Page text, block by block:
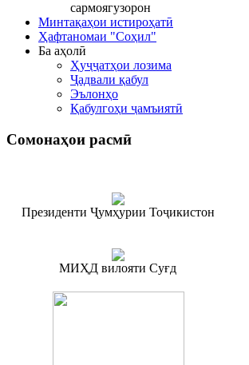
сармоягузорон
Минтақаҳои истироҳатӣ
Ҳафтаномаи "Соҳил"
Ба аҳолӣ
Ҳуҷҷатҳои лозима
Ҷадвали қабул
Эълонҳо
Қабулгоҳи ҷамъиятӣ
Сомонаҳои расмӣ
Президенти Ҷумҳурии Тоҷикистон
МИҲД вилояти Суғд